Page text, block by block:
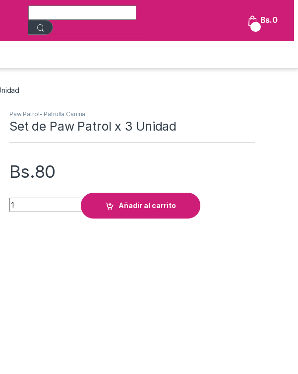
Bs.0
Paw Patrol- Patrulla Canina
Set de Paw Patrol x 3 Unidad
Bs.80
Set de Paw Patrol x 3 Unidad cantidad
Añadir al carrito